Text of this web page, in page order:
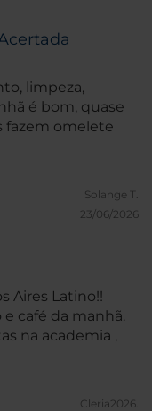
limpeza,
Solange T.
23/06/2026
café da manhã.
na academia ,
Cleria2026.